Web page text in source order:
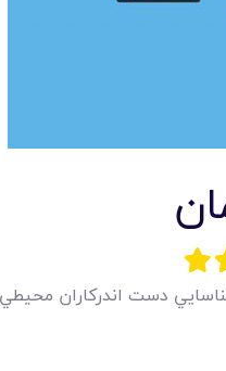
دست اندرکاران محيطي